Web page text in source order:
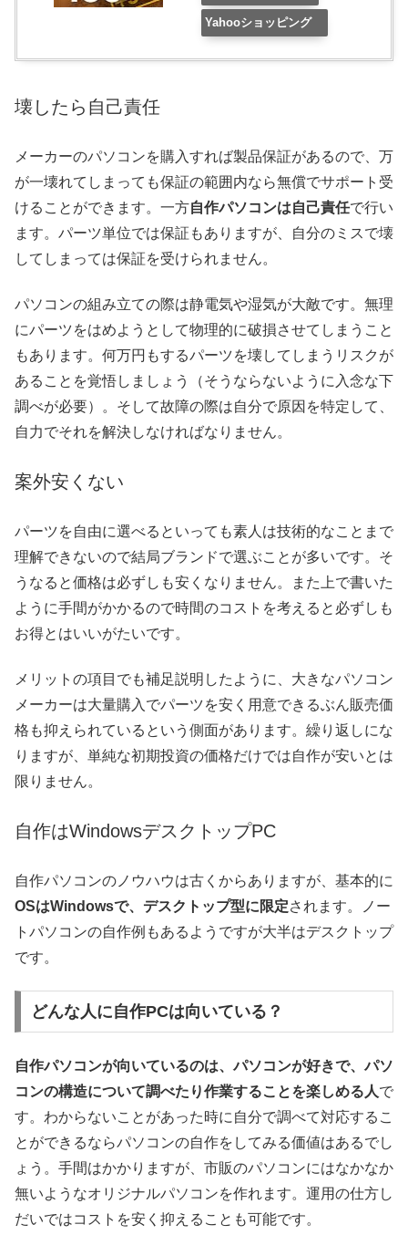
Yahooショッピング
壊したら自己責任
メーカーのパソコンを購入すれば製品保証があるので、万
が一壊れてしまっても保証の範囲内なら無償でサポート受
けることができます。一方自作パソコンは自己責任で行い
ます。パーツ単位では保証もありますが、自分のミスで壊
してしまっては保証を受けられません。
パソコンの組み立ての際は静電気や湿気が大敵です。無理
にパーツをはめようとして物理的に破損させてしまうこと
もあります。何万円もするパーツを壊してしまうリスクが
あることを覚悟しましょう（そうならないように入念な下
調べが必要）。そして故障の際は自分で原因を特定して、
自力でそれを解決しなければなりません。
案外安くない
パーツを自由に選べるといっても素人は技術的なことまで
理解できないので結局ブランドで選ぶことが多いです。そ
うなると価格は必ずしも安くなりません。また上で書いた
ように手間がかかるので時間のコストを考えると必ずしも
お得とはいいがたいです。
メリットの項目でも補足説明したように、大きなパソコン
メーカーは大量購入でパーツを安く用意できるぶん販売価
格も抑えられているという側面があります。繰り返しにな
りますが、単純な初期投資の価格だけでは自作が安いとは
限りません。
自作はWindowsデスクトップPC
自作パソコンのノウハウは古くからありますが、基本的に
OSはWindowsで、デスクトップ型に限定されます。ノー
トパソコンの自作例もあるようですが大半はデスクトップ
です。
どんな人に自作PCは向いている？
自作パソコンが向いているのは、パソコンが好きで、パソ
コンの構造について調べたり作業することを楽しめる人で
す。わからないことがあった時に自分で調べて対応するこ
とができるならパソコンの自作をしてみる価値はあるでし
ょう。手間はかかりますが、市販のパソコンにはなかなか
無いようなオリジナルパソコンを作れます。運用の仕方し
だいではコストを安く抑えることも可能です。